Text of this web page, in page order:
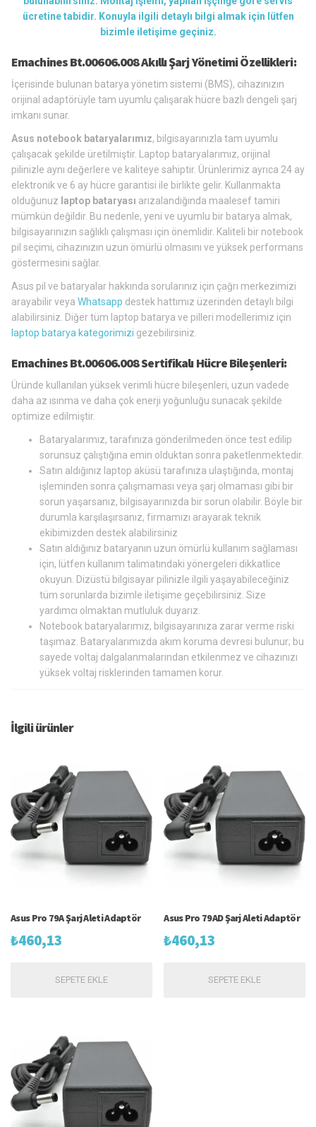
ücretine tabidir. Konuyla ilgili detaylı bilgi almak için lütfen
bizimle iletişime geçiniz.
Emachines Bt.00606.008 Akıllı Şarj Yönetimi Özellikleri:
İçerisinde bulunan batarya yönetim sistemi (BMS), cihazınızın
orijinal adaptörüyle tam uyumlu çalışarak hücre bazlı dengeli şarj
imkanı sunar.
Asus notebook bataryalarımız, bilgisayarınızla tam uyumlu
çalışacak şekilde üretilmiştir. Laptop bataryalarımız, orijinal
pilinizle aynı değerlere ve kaliteye sahiptir. Ürünlerimiz ayrıca 24 ay
elektronik ve 6 ay hücre garantisi ile birlikte gelir. Kullanmakta
olduğunuz laptop bataryası arızalandığında maalesef tamiri
mümkün değildir. Bu nedenle, yeni ve uyumlu bir batarya almak,
bilgisayarınızın sağlıklı çalışması için önemlidir. Kaliteli bir notebook
pil seçimi, cihazınızın uzun ömürlü olmasını ve yüksek performans
göstermesini sağlar.
Asus pil ve bataryalar hakkında sorularınız için çağrı merkezimizi
arayabilir veya Whatsapp destek hattımız üzerinden detaylı bilgi
alabilirsiniz. Diğer tüm laptop batarya ve pilleri modellerimiz için
laptop batarya kategorimizi gezebilirsiniz.
Emachines Bt.00606.008 Sertifikalı Hücre Bileşenleri:
Üründe kullanılan yüksek verimli hücre bileşenleri, uzun vadede
daha az ısınma ve daha çok enerji yoğunluğu sunacak şekilde
optimize edilmiştir.
Bataryalarımız, tarafınıza gönderilmeden önce test edilip
sorunsuz çalıştığına emin olduktan sonra paketlenmektedir.
Satın aldığınız laptop aküsü tarafınıza ulaştığında, montaj
işleminden sonra çalışmaması veya şarj olmaması gibi bir
sorun yaşarsanız, bilgisayarınızda bir sorun olabilir. Böyle bir
durumla karşılaşırsanız, firmamızı arayarak teknik
ekibimizden destek alabilirsiniz
Satın aldığınız bataryanın uzun ömürlü kullanım sağlaması
için, lütfen kullanım talimatındaki yönergeleri dikkatlice
okuyun. Dizüstü bilgisayar pilinizle ilgili yaşayabileceğiniz
tüm sorunlarda bizimle iletişime geçebilirsiniz. Size
yardımcı olmaktan mutluluk duyarız.
Notebook bataryalarımız, bilgisayarınıza zarar verme riski
taşımaz. Bataryalarımızda akım koruma devresi bulunur; bu
sayede voltaj dalgalanmalarından etkilenmez ve cihazınızı
yüksek voltaj risklerinden tamamen korur.
İlgili ürünler
Asus Pro 79A Şarj Aleti Adaptör
₺460,13
SEPETE EKLE
Asus Pro 79AD Şarj Aleti Adaptör
₺460,13
SEPETE EKLE